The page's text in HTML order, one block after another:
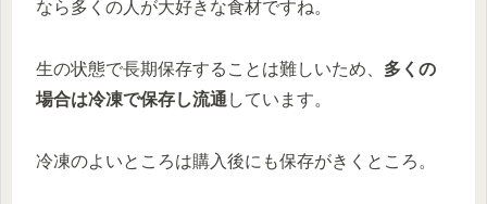
なら多くの人が大好きな食材ですね。
生の状態で長期保存することは難しいため、 多くの
場合は冷凍で保存し流通 しています。
冷凍のよいところは購入後にも保存がきくところ。